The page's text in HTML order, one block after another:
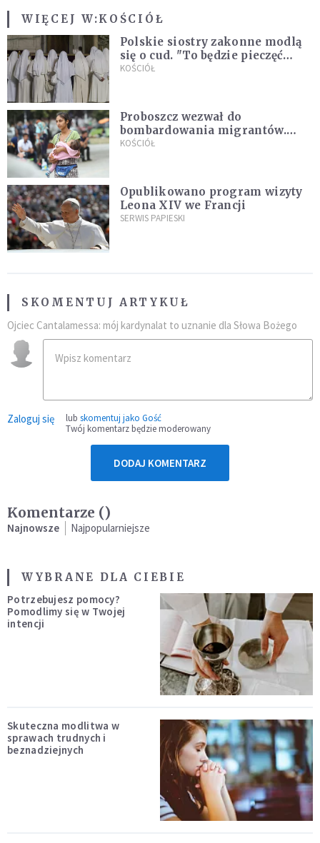
WIĘCEJ W:KOŚCIÓŁ
Polskie siostry zakonne modlą
się o cud. "To będzie pieczęć
Pana Boga dla naszej wiary"
KOŚCIÓŁ
Proboszcz wezwał do
bombardowania migrantów.
"Masowy ogień przeciwko
KOŚCIÓŁ
Opublikowano program wizyty
Leona XIV we Francji
SERWIS PAPIESKI
SKOMENTUJ ARTYKUŁ
Ojciec Cantalamessa: mój kardynalat to uznanie dla Słowa Bożego
Zaloguj się lub skomentuj jako Gość
Twój komentarz będzie moderowany
DODAJ KOMENTARZ
Komentarze ()
Najnowsze Najpopularniejsze
WYBRANE DLA CIEBIE
Potrzebujesz pomocy?
Pomodlimy się w Twojej
intencji
Skuteczna modlitwa w
sprawach trudnych i
beznadziejnych